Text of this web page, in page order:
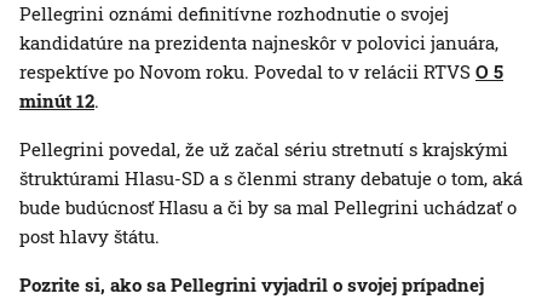
Pellegrini oznámi definitívne rozhodnutie o svojej
kandidatúre na prezidenta najneskôr v polovici januára,
respektíve po Novom roku. Povedal to v relácii RTVS O 5
minút 12.
Pellegrini povedal, že už začal sériu stretnutí s krajskými
štruktúrami Hlasu-SD a s členmi strany debatuje o tom, aká
bude budúcnosť Hlasu a či by sa mal Pellegrini uchádzať o
post hlavy štátu.
Pozrite si, ako sa Pellegrini vyjadril o svojej prípadnej